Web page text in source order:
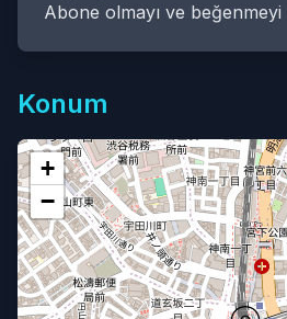
Abone olmayı ve beğenmeyi
Konum
+
−